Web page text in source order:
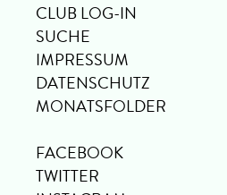
CLUB LOG-IN
SUCHE
IMPRESSUM
DATENSCHUTZ
MONATSFOLDER
FACEBOOK
TWITTER